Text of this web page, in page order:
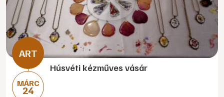
MÁRC
24
Húsvéti kézműves vásár